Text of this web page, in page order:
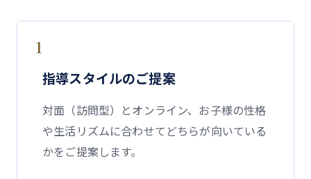
1
指導スタイルのご提案
対面（訪問型）とオンライン、お子様の性格
や生活リズムに合わせてどちらが向いている
かをご提案します。